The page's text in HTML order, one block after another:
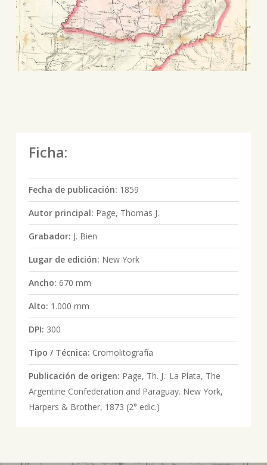
Ficha:
Fecha de publicación: 1859
Autor principal: Page, Thomas J.
Grabador: J. Bien
Lugar de edición: New York
Ancho: 670 mm
Alto: 1.000 mm
DPI: 300
Tipo / Técnica: Cromolitografía
Publicación de origen: Page, Th. J.: La Plata, The
Argentine Confederation and Paraguay. New York,
Harpers & Brother, 1873 (2° edic.)